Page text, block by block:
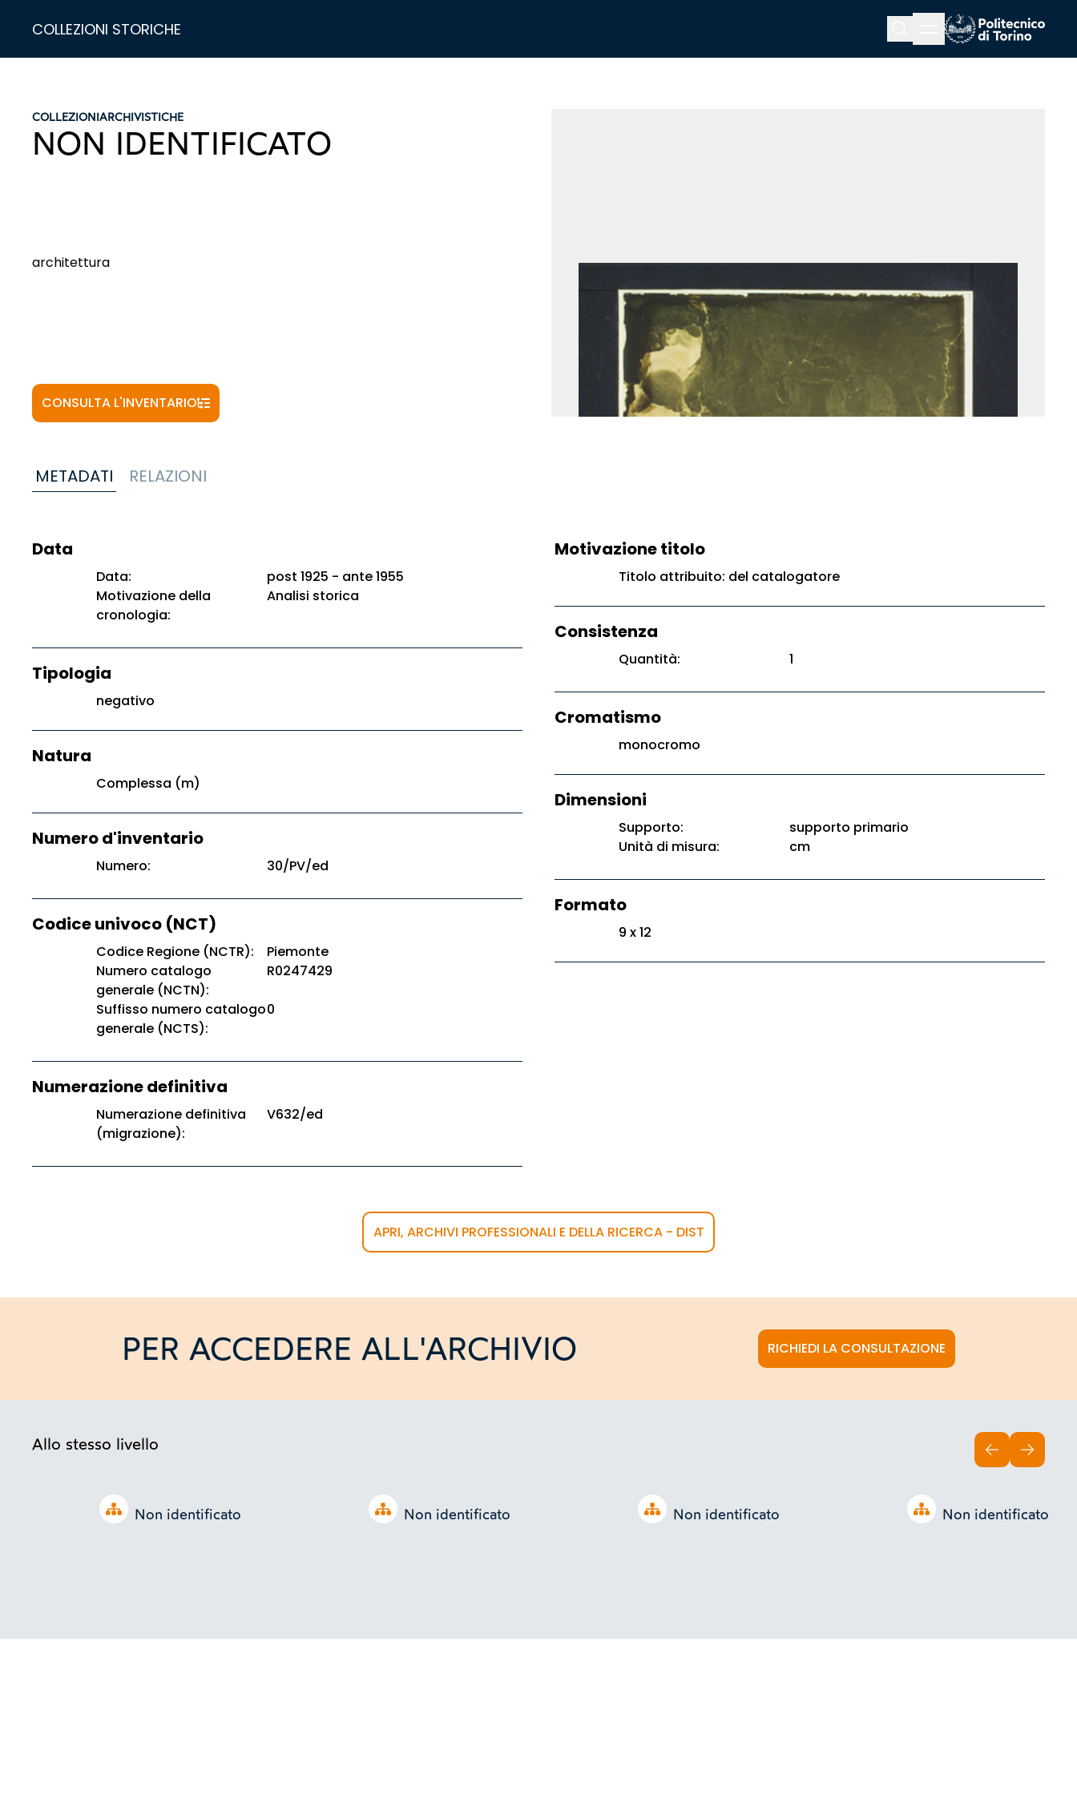
COLLEZIONI STORICHE
Menu button
COLLEZIONIARCHIVISTICHE
NON IDENTIFICATO
architettura
CONSULTA L'INVENTARIO
METADATI RELAZIONI
Data
Data:
post 1925 - ante 1955
Motivazione della
cronologia:
Analisi storica
Tipologia
negativo
Natura
Complessa (m)
Numero d'inventario
Numero: 30/PV/ed
Codice univoco (NCT)
Codice Regione (NCTR):
Piemonte
Numero catalogo
generale (NCTN):
R0247429
Suffisso numero catalogo
generale (NCTS):
0
Numerazione definitiva
Numerazione definitiva
(migrazione):
V632/ed
Motivazione titolo
Titolo attribuito: del catalogatore
Consistenza
Quantità: 1
Cromatismo
monocromo
Dimensioni
Supporto:
supporto primario
Unità di misura:
cm
Formato
9 x 12
APRI, ARCHIVI PROFESSIONALI E DELLA RICERCA - DIST
PER ACCEDERE ALL'ARCHIVIO RICHIEDI LA CONSULTAZIONE
Allo stesso livello
Open tree Open tree
Non identificato Open tree
Non identificato Open tree
Non identificato Non identificato
INDIETROAVANTI